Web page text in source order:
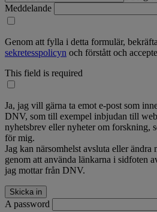
Meddelande
Genom att fylla i detta formulär,
sekretesspolicyn och förstått och
This field is required
Ja, jag vill gärna ta emot e-post som
DNV, som till exempel inbjudan till
nyhetsbrev eller nyheter om forskning,
för mig.
Jag kan närsomhelst avsluta eller ändra
genom att använda länkarna i sidfoten
jag mottar från DNV.
A password